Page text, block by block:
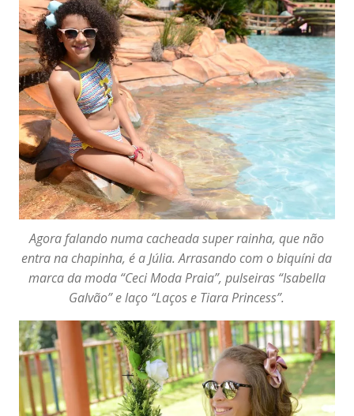
Agora falando numa cacheada super rainha, que não
entra na chapinha, é a Júlia. Arrasando com o biquíni da
marca da moda “Ceci Moda Praia”, pulseiras “Isabella
Galvão”e laço “Laços e Tiara Princess”.